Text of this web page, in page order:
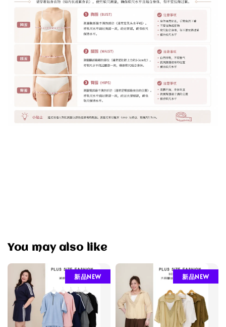
You may also like
新品NEW 新品NEW